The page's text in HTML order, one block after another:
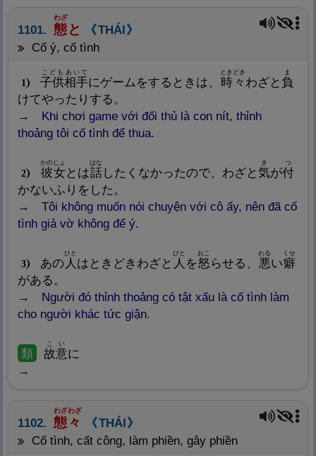
1101.
態
trạng thái
わざ
と
THÁI
cố ý, cố tình
1 子供
Nghĩa: Tùy tùng, hầu hạ, dâng
nạp
こども
相
Nghĩa: Cùng chung, qua lại lẫn
nhau
手
あいて
にゲームをするときは、 時 々
ときどき
わざと 負
ま
けてやったりする。
Khi chơi game với đối thủ là con nít, thỉnh
thoảng tôi cố tình để thua.
2 彼
Nghĩa: Bên kia, kẻ khác, đối
phương
女
かのじょ
とは話
はな
したくなかったので、わざと気
Nghĩa: Không khí, khí chất; khí
き
が付
つ
かないふりをした。
Tôi không muốn nói chuyện với cô ấy, nên đã cố
tình giả vờ không để ý.
3 あの 人
ひと
はときどきわざと 人
ひと
を怒
おこ
らせる、 悪
わる
い癖
くせ
がある。
Người đó thỉnh thoảng có tật xấu là cố tình làm
cho người khác tức giận.
類 故意
こい
に
1102.
態 々
わざわざ
THÁI
Cố tình, cất công, làm phiền, gây phiền